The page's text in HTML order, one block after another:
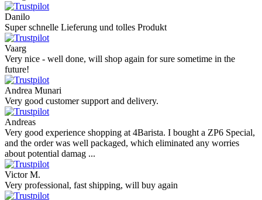
Danilo
Super schnelle Lieferung und tolles Produkt
Vaarg
Very nice - well done, will shop again for sure sometime in the
future!
Andrea Munari
Very good customer support and delivery.
Andreas
Very good experience shopping at 4Barista. I bought a ZP6 Special,
and the order was well packaged, which eliminated any worries
about potential damag ...
Victor M.
Very professional, fast shipping, will buy again